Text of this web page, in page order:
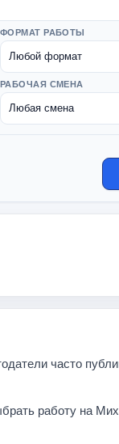
ФОРМАТ РАБОТЫ
РАБОЧАЯ СМЕНА
часто
работу на